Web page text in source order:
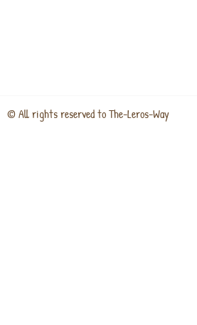
© All rights reserved to The-Leros-Way